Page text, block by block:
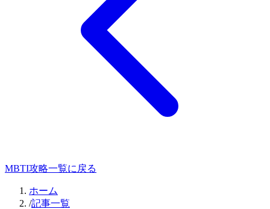
MBTI攻略一覧に戻る
ホーム
/記事一覧